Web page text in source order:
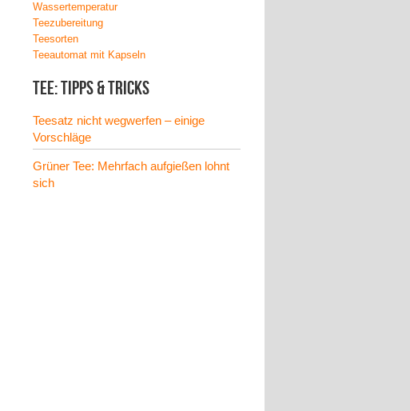
Wassertemperatur
Teezubereitung
Teesorten
Teeautomat mit Kapseln
Tee: Tipps & Tricks
Teesatz nicht wegwerfen – einige
Vorschläge
Grüner Tee: Mehrfach aufgießen lohnt
sich